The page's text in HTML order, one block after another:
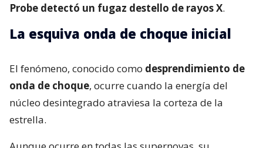
Probe detectó un fugaz destello de rayos X.
La esquiva onda de choque inicial
El fenómeno, conocido como desprendimiento de
onda de choque, ocurre cuando la energía del
núcleo desintegrado atraviesa la corteza de la
estrella.